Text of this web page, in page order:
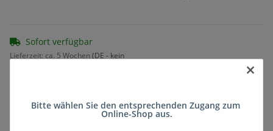
Sofort verfügbar
Lieferzeit: ca. 5 Wochen(DE - kein
Frage zum Artikel
×
Bitte wählen Sie den entsprechenden Zugang zum
Online-Shop aus.